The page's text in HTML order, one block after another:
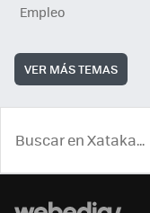
Empleo
VER MÁS TEMAS